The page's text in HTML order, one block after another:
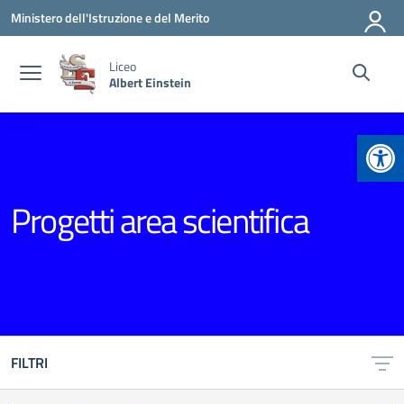
Vai ai contenuti
Vai al menu di navigazione
Vai al footer
Ministero dell'Istruzione e del Merito
Liceo
Albert Einstein
Progetti area scientifica
FILTRI